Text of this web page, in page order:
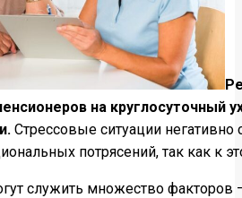
на
Стрессовые ситуации
потрясений, так как к
служить множество